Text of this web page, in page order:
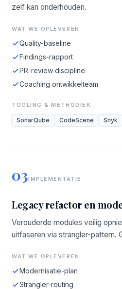
zelf kan onderhouden.
WAT WE OPLEVEREN
Quality-baseline
Findings-rapport
PR-review discipline
Coaching ontwikkelteam
TOOLING & METHODIEK
SonarQube CodeScene Snyk
03IMPLEMENTATIE
Legacy refactor en
Verouderde modules veilig
uitfaseren via strangler-pattern.
WAT WE OPLEVEREN
Modernisatie-plan
Strangler-routing